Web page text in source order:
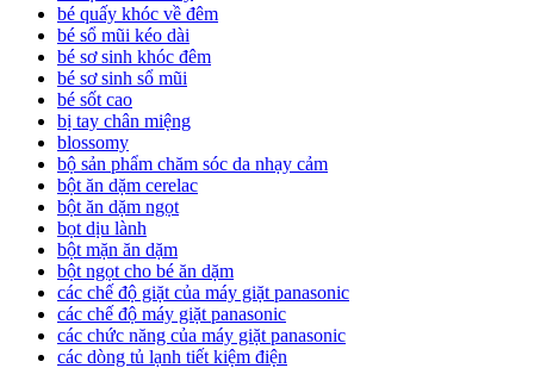
bé quấy khóc về đêm
bé sổ mũi kéo dài
bé sơ sinh khóc đêm
bé sơ sinh sổ mũi
bé sốt cao
bị tay chân miệng
blossomy
bộ sản phẩm chăm sóc da nhạy cảm
bột ăn dặm cerelac
bột ăn dặm ngọt
bọt dịu lành
bột mặn ăn dặm
bột ngọt cho bé ăn dặm
các chế độ giặt của máy giặt panasonic
các chế độ máy giặt panasonic
các chức năng của máy giặt panasonic
các dòng tủ lạnh tiết kiệm điện